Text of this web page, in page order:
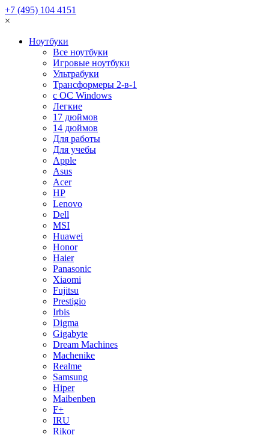
+7 (495) 104 4151
×
Ноутбуки
Все ноутбуки
Игровые ноутбуки
Ультрабуки
Трансформеры 2-в-1
с ОС Windows
Легкие
17 дюймов
14 дюймов
Для работы
Для учебы
Apple
Asus
Acer
HP
Lenovo
Dell
MSI
Huawei
Honor
Haier
Panasonic
Xiaomi
Fujitsu
Prestigio
Irbis
Digma
Gigabyte
Dream Machines
Machenike
Realme
Samsung
Hiper
Maibenben
F+
IRU
Rikor